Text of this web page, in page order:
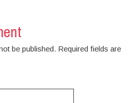
be published. Required fields are